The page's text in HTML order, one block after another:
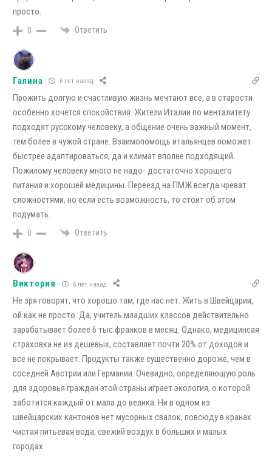
просто.
0 Ответить
Галина 6 лет назад
Прожить долгую и счастливую жизнь мечтают все, а в старости
особенно хочется спокойствия. Жители Италии по менталитету
подходят русскому человеку, а общение очень важный момент,
тем более в чужой стране. Взаимопомощь итальянцев поможет
быстрее адаптироваться, да и климат вполне подходящий.
Пожилому человеку много не надо- достаточно хорошего
питания и хорошей медицины. Переезд на ПМЖ всегда чреват
сложностями, но если есть возможность, то стоит об этом
подумать.
0 Ответить
Виктория 6 лет назад
Не зря говорят, что хорошо там, где нас нет. Жить в Швейцарии,
ой как не просто. Да, учитель младших классов действительно
зарабатывает более 6 тыс.франков в месяц. Однако, медицинсая
страховка не из дешевых, составляет почти 20% от доходов и
все не покрывает. Продукты также существенно дороже, чем в
соседней Австрии или Германии. Очевидно, определяющую роль
для здоровья граждан этой страны играет экология, о которой
заботится каждый от мала до велика. Ни в одном из
швейцарских кантонов нет мусорных свалок, повсюду в кранах
чистая питьевая вода, свежий воздух в больших и малых
городах.